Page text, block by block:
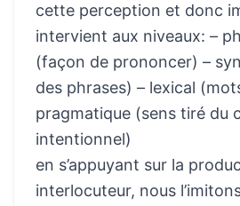
cette perception et donc
intervient aux niveaux: –
(façon de prononcer) –
des phrases) – lexical
pragmatique (sens tiré du
intentionnel)
en s’appuyant sur la
interlocuteur, nous